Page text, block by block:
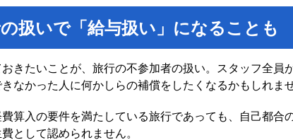
扱いで「給与扱い」になることも
きたいことが、旅行の不参加者の扱い。スタッフ全員
なかった人に何かしらの補償をしたくなるかもしれませ
算入の要件を満たしている旅行であっても、自己都合
として認められません。